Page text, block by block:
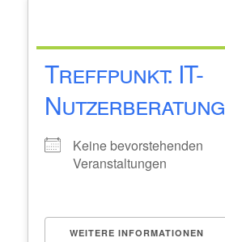
Treffpunkt: IT-
Nutzerberatung
Keine bevorstehenden
Veranstaltungen
WEITERE INFORMATIONEN